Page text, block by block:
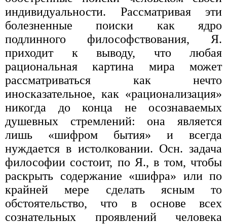
индивидуальности. Рассматривая эти
болезненные поиски как ядро
подлинного философствования, Я.
приходит к выводу, что любая
рациональная картина мира может
рассматриваться как нечто
иносказательное, как «рационализация»
никогда до конца не осознаваемых
душевных стремлений: она является
лишь «шифром бытия» и всегда
нуждается в истолковании. Осн. задача
философии состоит, по Я., в том, чтобы
раскрыть содержание «шифра» или по
крайней мере сделать ясным то
обстоятельство, что в основе всех
сознательных проявлений человека